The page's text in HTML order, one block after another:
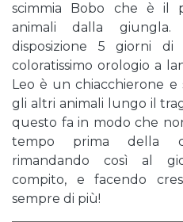
scimmia Bobo che è il
animali dalla
disposizione 5 giorni
coloratissimo orologio a
Leo è un chiacchierone
gli altri animali lungo il
questo fa in modo che
tempo prima della
rimandando così al
compito, e facendo
sempre di più!